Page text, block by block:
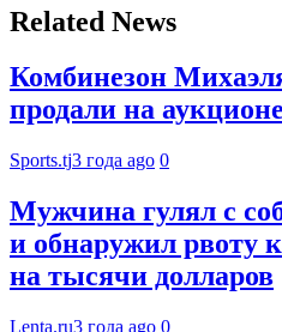
Related News
Комбинезон
продали на
Sports.tj3 года ago 0
Мужчина гулял с
и обнаружил рвоту
на тысячи долларов
Lenta.ru3 года ago 0